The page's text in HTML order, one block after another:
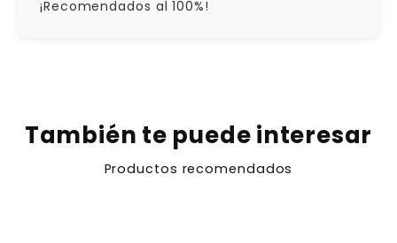
¡Recomendados al 100%!
También te puede interesar
Productos recomendados